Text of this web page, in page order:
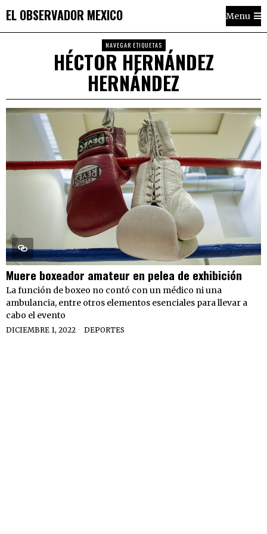
EL OBSERVADOR MEXICO Menu
NAVEGAR ETIQUETAS
HÉCTOR HERNÁNDEZ
HERNÁNDEZ
Muere boxeador amateur en pelea de exhibición
La función de boxeo no contó con un médico ni una
ambulancia, entre otros elementos esenciales para llevar a
cabo el evento
DICIEMBRE 1, 2022 DEPORTES